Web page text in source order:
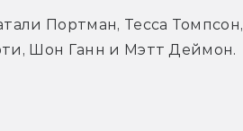
Портман, Тесса Томпсон,
Шон Ганн и Мэтт Деймон.